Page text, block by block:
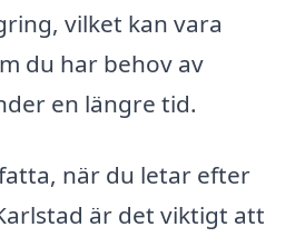
vilket kan vara
du har behov av
en längre tid.
när du letar efter
är det viktigt att